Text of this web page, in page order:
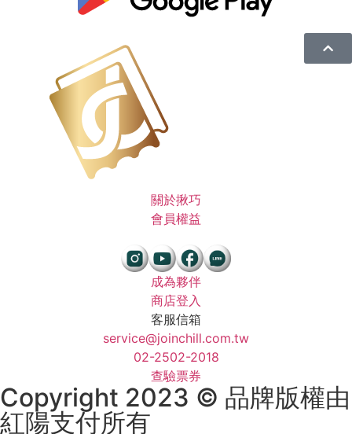
關於揪巧
會員權益
成為夥伴
商店登入
客服信箱
service@joinchill.com.tw
02-2502-2018
查驗票券
Copyright 2023 © 品牌版權由
紅陽支付所有